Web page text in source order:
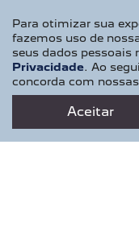
Para otimizar sua
fazemos uso de
seus dados pessoais
Privacidade. Ao
concorda com
Aceitar